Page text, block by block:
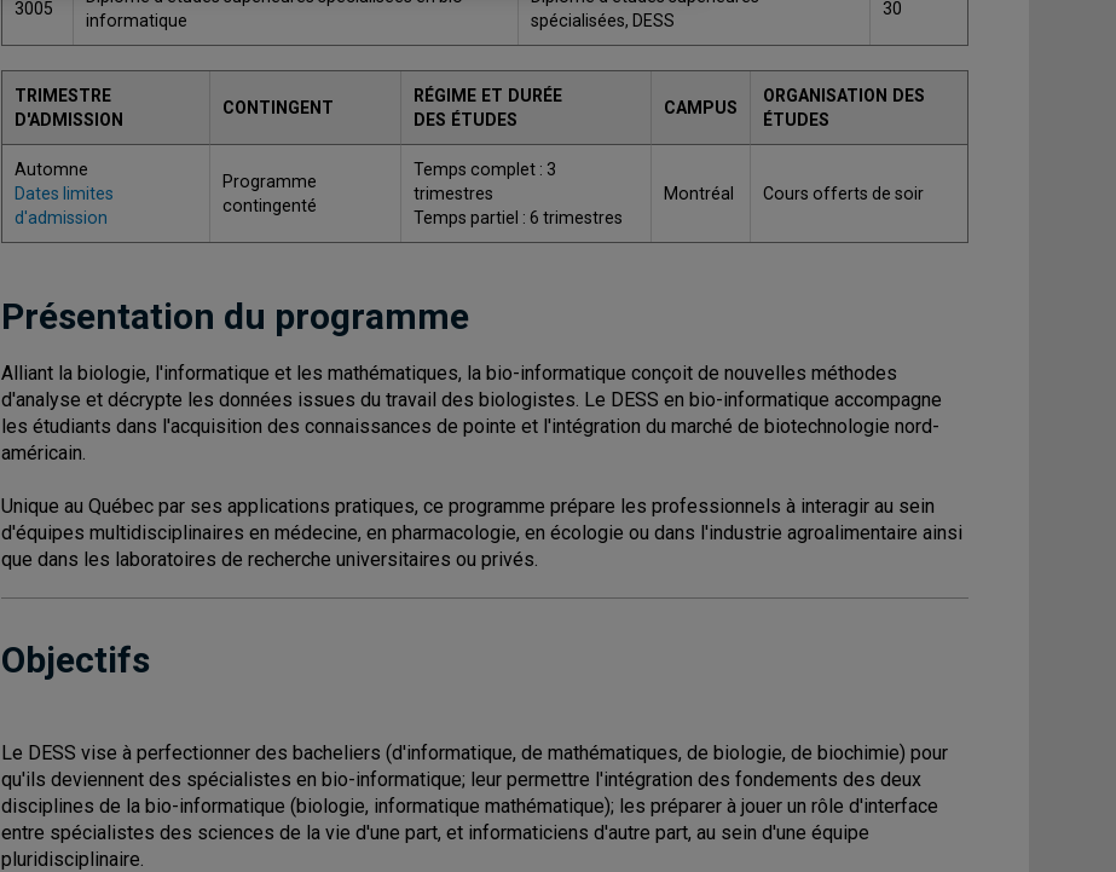
3005
informatique
spécialisées, DESS
30
TRIMESTRE
D'ADMISSION
CONTINGENT
RÉGIME ET DURÉE
DES ÉTUDES
CAMPUS
ORGANISATION DES
ÉTUDES
Automne
Dates limites
d'admission
Programme
contingenté
Temps complet : 3
trimestres
Temps partiel : 6 trimestres
Montréal Cours offerts de soir
Présentation du programme
Alliant la biologie, l'informatique et les mathématiques, la bio-informatique conçoit de nouvelles méthodes
d'analyse et décrypte les données issues du travail des biologistes. Le DESS en bio-informatique accompagne
les étudiants dans l'acquisition des connaissances de pointe et l'intégration du marché de biotechnologie nord-
américain.
Unique au Québec par ses applications pratiques, ce programme prépare les professionnels à interagir au sein
d'équipes multidisciplinaires en médecine, en pharmacologie, en écologie ou dans l'industrie agroalimentaire ainsi
que dans les laboratoires de recherche universitaires ou privés.
Objectifs
Le DESS vise à perfectionner des bacheliers (d'informatique, de mathématiques, de biologie, de biochimie) pour
qu'ils deviennent des spécialistes en bio-informatique; leur permettre l'intégration des fondements des deux
disciplines de la bio-informatique (biologie, informatique mathématique); les préparer à jouer un rôle d'interface
entre spécialistes des sciences de la vie d'une part, et informaticiens d'autre part, au sein d'une équipe
pluridisciplinaire.